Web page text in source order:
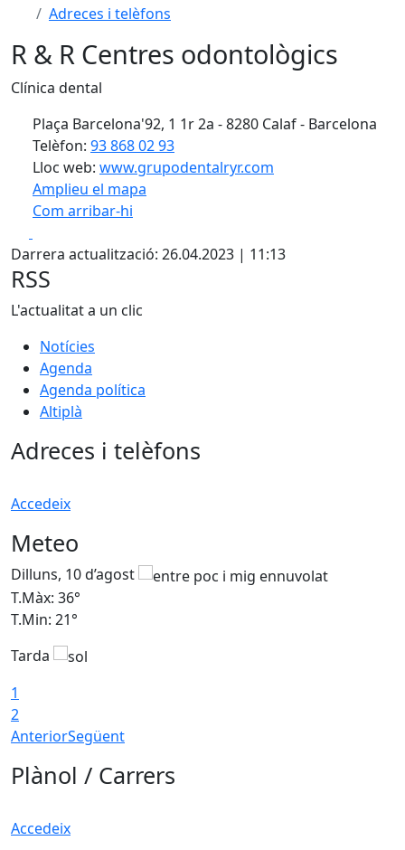
Adreces i telèfons
R & R Centres odontològics
Clínica dental
Plaça Barcelona'92, 1 1r 2a - 8280 Calaf - Barcelona
Telèfon: 93 868 02 93
Lloc web: www.grupodentalryr.com
Amplieu el mapa
Com arribar-hi
+
−
Darrera actualització: 26.04.2023 | 11:13
RSS
L'actualitat a un clic
Notícies
Agenda
Agenda política
Altiplà
Adreces i telèfons
Accedeix
Meteo
Dilluns, 10 d’agost
T.Màx: 36°
T.Min: 21°
Tarda
1
2
AnteriorSegüent
Plànol / Carrers
Accedeix